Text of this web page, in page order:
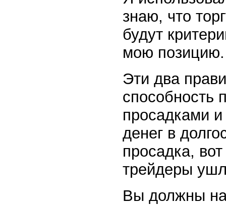
знаю, что
будут
мою позицию.
Эти два
способность
просадками
денег в
просадка,
трейдеры
Вы должны